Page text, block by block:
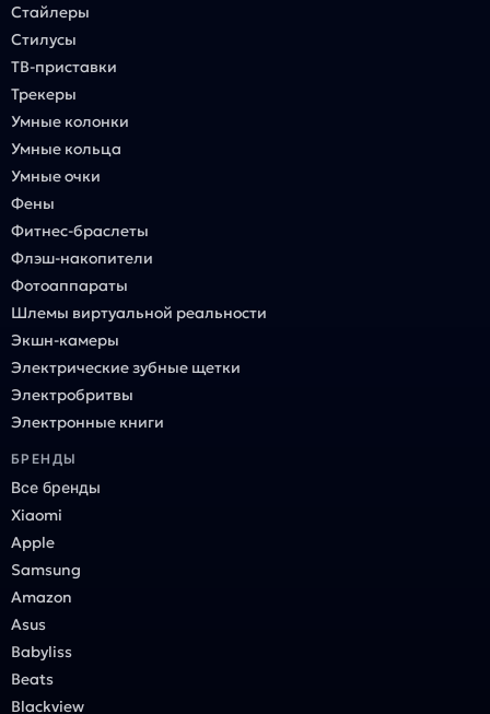
Стайлеры
Стилусы
ТВ-приставки
Трекеры
Умные колонки
Умные кольца
Умные очки
Фены
Фитнес-браслеты
Флэш-накопители
Фотоаппараты
Шлемы виртуальной реальности
Экшн-камеры
Электрические зубные щетки
Электробритвы
Электронные книги
БРЕНДЫ
Все бренды
Xiaomi
Apple
Samsung
Amazon
Asus
Babyliss
Beats
Blackview